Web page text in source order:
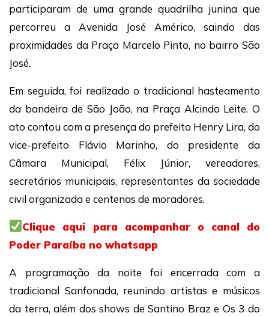
participaram de uma grande quadrilha junina que
percorreu a Avenida José Américo, saindo das
proximidades da Praça Marcelo Pinto, no bairro São
José.
Em seguida, foi realizado o tradicional hasteamento
da bandeira de São João, na Praça Alcindo Leite. O
ato contou com a presença do prefeito Henry Lira, do
vice-prefeito Flávio Marinho, do presidente da
Câmara Municipal, Félix Júnior, vereadores,
secretários municipais, representantes da sociedade
civil organizada e centenas de moradores.
Clique aqui para acompanhar o canal do
Poder Paraíba no whatsapp
A programação da noite foi encerrada com a
tradicional Sanfonada, reunindo artistas e músicos
da terra, além dos shows de Santino Braz e Os 3 do